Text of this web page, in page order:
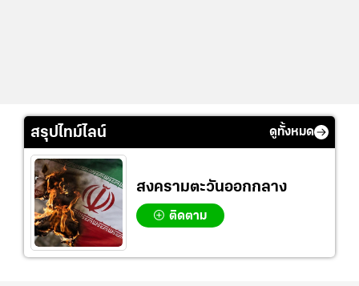
สรุปไทม์ไลน์ ดูทั้งหมด
สงครามตะวันออกกลาง
ติดตาม